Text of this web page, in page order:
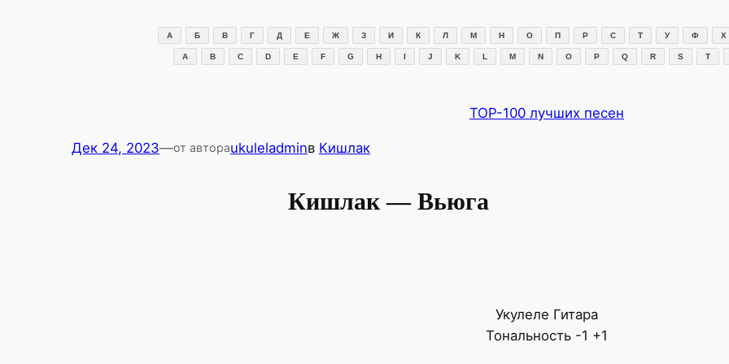
А Б В Г Д Е Ж З И К Л М Н О П Р С Т У Ф Х
A B C D E F G H I J K L M N O P Q R S T
TOP-100 лучших песен
Дек 24, 2023—от автораukuleladminв Кишлак
Кишлак — Вьюга
Укулеле Гитара
Тональность -1 +1